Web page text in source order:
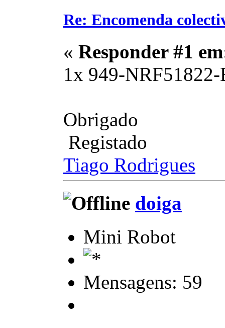
Re: Encomenda
« Responder #1
1x 949-
Obrigado
Registado
Tiago Rodrigues
doiga
Mini Robot
Mensagens: 59